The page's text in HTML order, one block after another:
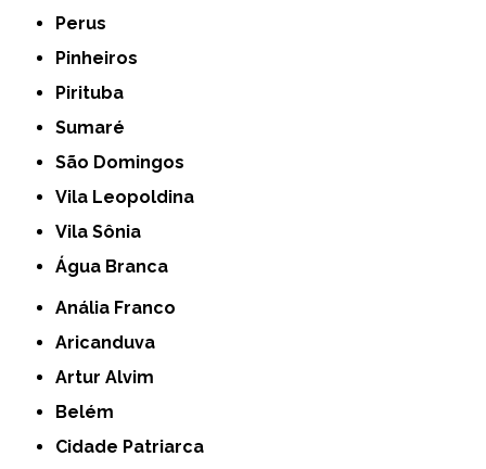
Perus
Pinheiros
Pirituba
Sumaré
São Domingos
Vila Leopoldina
Vila Sônia
Água Branca
Anália Franco
Aricanduva
Artur Alvim
Belém
Cidade Patriarca